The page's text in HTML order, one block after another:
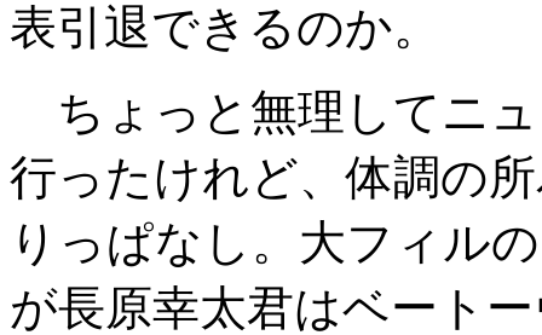
表引退できるのか。
ちょっと無理してニ
行ったけれど、体調の
りっぱなし。大フィル
が長原幸太君はベート